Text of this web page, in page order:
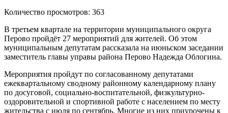
Количество просмотров: 363
В третьем квартале на территории муниципального округа
Перово пройдёт 27 мероприятий для жителей. Об этом
муниципальным депутатам рассказала на июньском заседании
заместитель главы управы района Перово Надежда Облогина.
Мероприятия пройдут по согласованному депутатами
ежеквартальному сводному районному календарному плану
по досуговой, социально-воспитательной, физкультурно-
оздоровительной и спортивной работе с населением по месту
жительства с июля по сентябрь. Многие из них приурочены к